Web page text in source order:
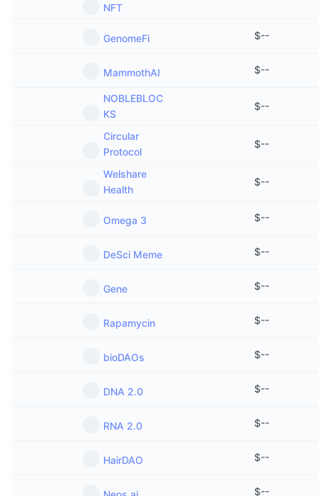
NFT
GenomeFi $--
MammothAI $--
NOBLEBLOC
KS
$--
Circular
Protocol
$--
Welshare
Health
$--
Omega 3 $--
DeSci Meme $--
Gene $--
Rapamycin $--
bioDAOs $--
DNA 2.0 $--
RNA 2.0 $--
HairDAO $--
$--